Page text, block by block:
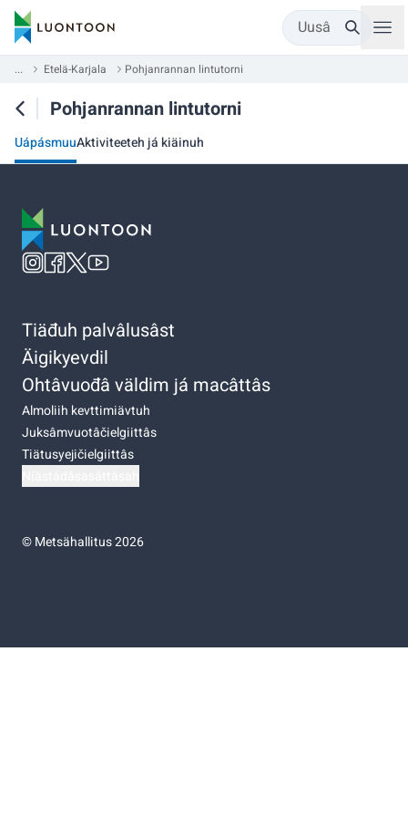
Uusâ
... Etelä-Karjala Pohjanrannan lintutorni
Pohjanrannan lintutorni
UápásmuuAktiviteeteh já kiäinuh
Tiäđuh palvâlusâst
Äigikyevdil
Ohtâvuođâ väldim já macâttâs
Almoliih kevttimiävtuh
Juksâmvuotâčielgiittâs
Tiätusyejičielgiittâs
©Metsähallitus 2026